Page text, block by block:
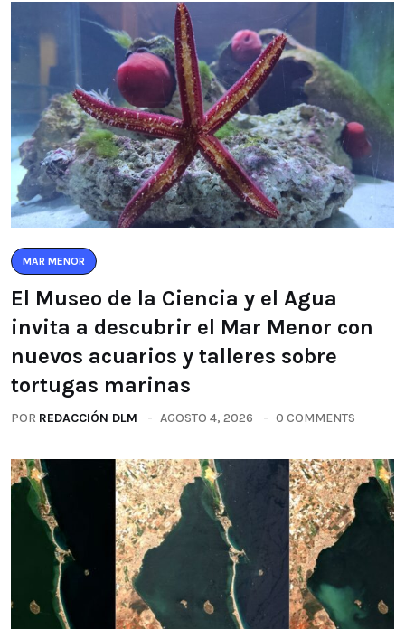
MAR MENOR
El Museo de la Ciencia y el Agua
invita a descubrir el Mar Menor con
nuevos acuarios y talleres sobre
tortugas marinas
POR REDACCIÓN DLM AGOSTO 4, 2026 0 COMMENTS